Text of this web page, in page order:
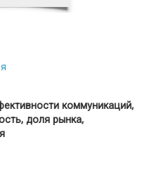
коммуникаций,
доля рынка,